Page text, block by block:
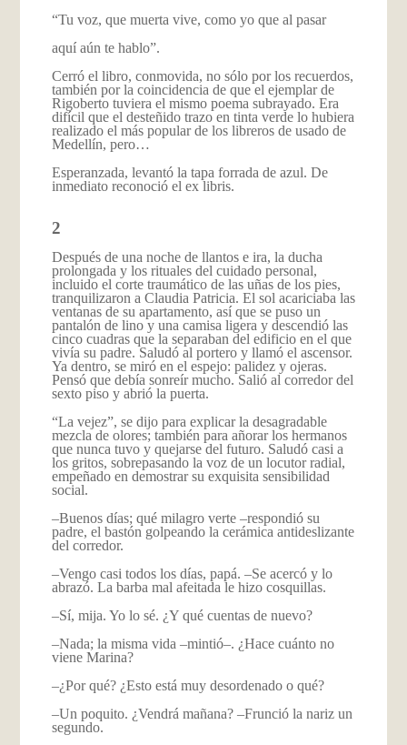
“Tu voz, que muerta vive, como yo que al pasar
aquí aún te hablo”.
Cerró el libro, conmovida, no sólo por los recuerdos,
también por la coincidencia de que el ejemplar de
Rigoberto tuviera el mismo poema subrayado. Era
difícil que el desteñido trazo en tinta verde lo hubiera
realizado el más popular de los libreros de usado de
Medellín, pero…
Esperanzada, levantó la tapa forrada de azul. De
inmediato reconoció el ex libris.
2
Después de una noche de llantos e ira, la ducha
prolongada y los rituales del cuidado personal,
incluido el corte traumático de las uñas de los pies,
tranquilizaron a Claudia Patricia. El sol acariciaba las
ventanas de su apartamento, así que se puso un
pantalón de lino y una camisa ligera y descendió las
cinco cuadras que la separaban del edificio en el que
vivía su padre. Saludó al portero y llamó el ascensor.
Ya dentro, se miró en el espejo: palidez y ojeras.
Pensó que debía sonreír mucho. Salió al corredor del
sexto piso y abrió la puerta.
“La vejez”, se dijo para explicar la desagradable
mezcla de olores; también para añorar los hermanos
que nunca tuvo y quejarse del futuro. Saludó casi a
los gritos, sobrepasando la voz de un locutor radial,
empeñado en demostrar su exquisita sensibilidad
social.
–Buenos días; qué milagro verte –respondió su
padre, el bastón golpeando la cerámica antideslizante
del corredor.
–Vengo casi todos los días, papá. –Se acercó y lo
abrazó. La barba mal afeitada le hizo cosquillas.
–Sí, mija. Yo lo sé. ¿Y qué cuentas de nuevo?
–Nada; la misma vida –mintió–. ¿Hace cuánto no
viene Marina?
–¿Por qué? ¿Esto está muy desordenado o qué?
–Un poquito. ¿Vendrá mañana? –Frunció la nariz un
segundo.